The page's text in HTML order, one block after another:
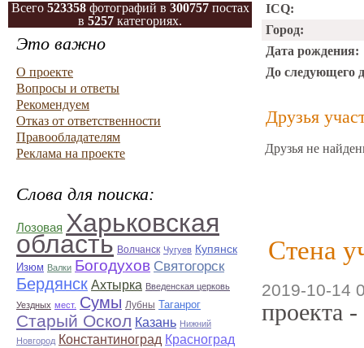
Всего 523358фотографий в 300757постах
в 5257 категориях.
Это важно
О проекте
Вопросы и ответы
Рекомендуем
Отказ от ответственности
Правообладателям
Реклама на проекте
Слова для поиска:
Лозовая Харьковская
область Волчанск Чугуев Купянск
Изюм Валки Богодухов Святогорск
Бердянск Ахтырка Введенская церковь
Уездных мест. Сумы Лубны Таганрог
Старый Оскол Казань Нижний
Новгород Константиноград Красноград
ICQ:
Город:
Дата рождения:
До следующего
Друзья
Друзья не
Стена
2019-10-14
проекта